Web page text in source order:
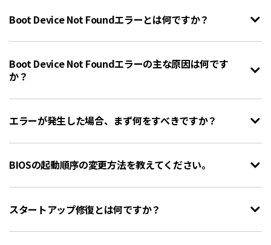
Boot Device Not Foundエラーとは何ですか？
Boot Device Not Foundエラーの主な原因は何です
か？
エラーが発生した場合、まず何をすべきですか？
BIOSの起動順序の変更方法を教えてください。
スタートアップ修復とは何ですか？